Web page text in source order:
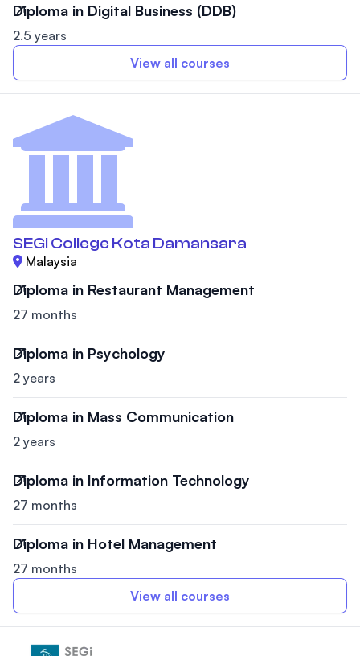
Diploma in Digital Business (DDB)
2.5 years
View all courses
SEGi College Kota Damansara
Malaysia
Diploma in Restaurant Management
27 months
Diploma in Psychology
2 years
Diploma in Mass Communication
2 years
Diploma in Information Technology
27 months
Diploma in Hotel Management
27 months
View all courses